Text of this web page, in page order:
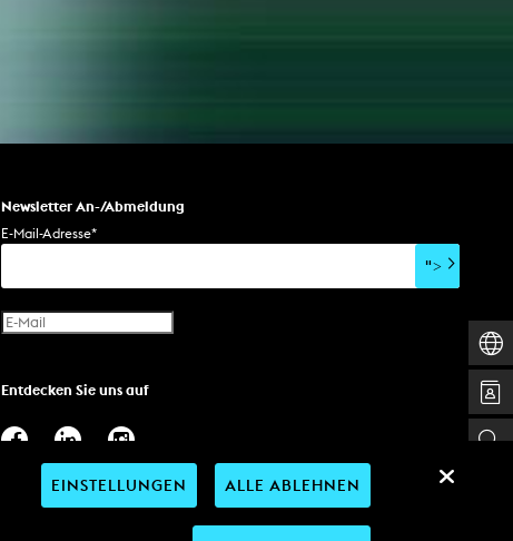
Newsletter An-/Abmeldung
E-Mail-Adresse*
">
Entdecken Sie uns auf
EINSTELLUNGEN ALLE ABLEHNEN